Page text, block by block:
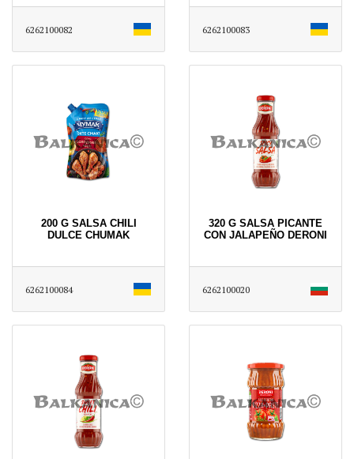
6262100082 6262100083
200 G SALSA CHILI
DULCE CHUMAK
6262100084
320 G SALSA PICANTE
CON JALAPEÑO DERONI
6262100020